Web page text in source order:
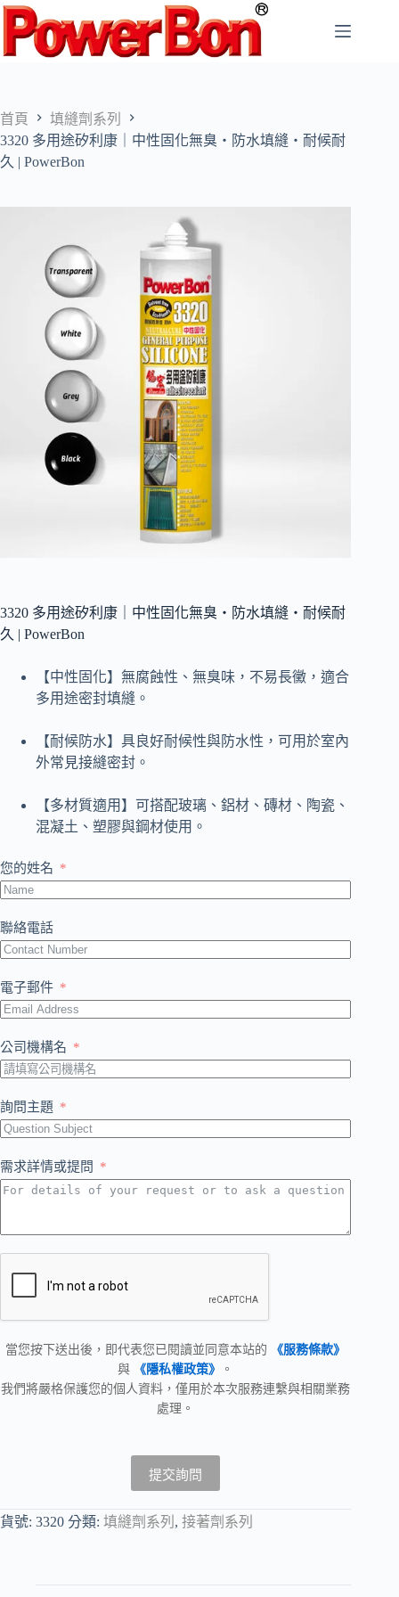
跳
主
容
首頁
填縫劑系列
3320 多用途矽利康｜中性固化無臭・防水填縫・耐候耐
久 | PowerBon
3320 多用途矽利康｜中性固化無臭・防水填縫・耐候耐
久 | PowerBon
【中性固化】無腐蝕性、無臭味，不易長黴，適合
多用途密封填縫。
【耐候防水】具良好耐候性與防水性，可用於室內
外常見接縫密封。
【多材質適用】可搭配玻璃、鋁材、磚材、陶瓷、
混凝土、塑膠與鋼材使用。
您的姓名
聯絡電話
電子郵件
公司機構名
詢問主題
需求詳情或提問
當您按下送出後，即代表您已閱讀並同意本站的
《服務條款》
與
《隱私權政策》
。
我們將嚴格保護您的個人資料，僅用於本次服務連繫與相關業務
處理。
提交詢問
貨號: 3320 分類: 填縫劑系列 , 接著劑系列